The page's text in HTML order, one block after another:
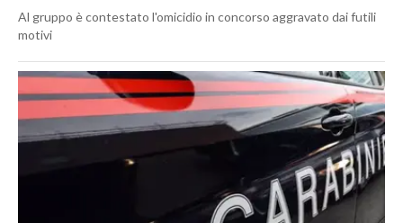
Al gruppo è contestato l'omicidio in concorso aggravato dai futili
motivi